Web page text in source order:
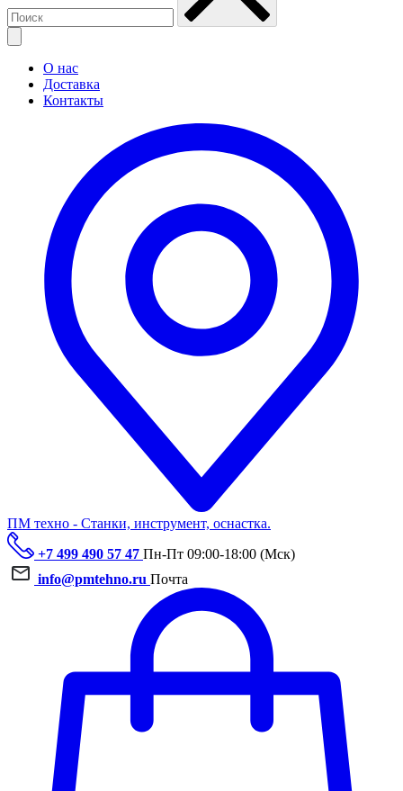
О нас
Доставка
Контакты
ПМ техно - Станки, инструмент, оснастка.
+7 499 490 57 47 Пн-Пт 09:00-18:00 (Мск)
info@pmtehno.ru Почта